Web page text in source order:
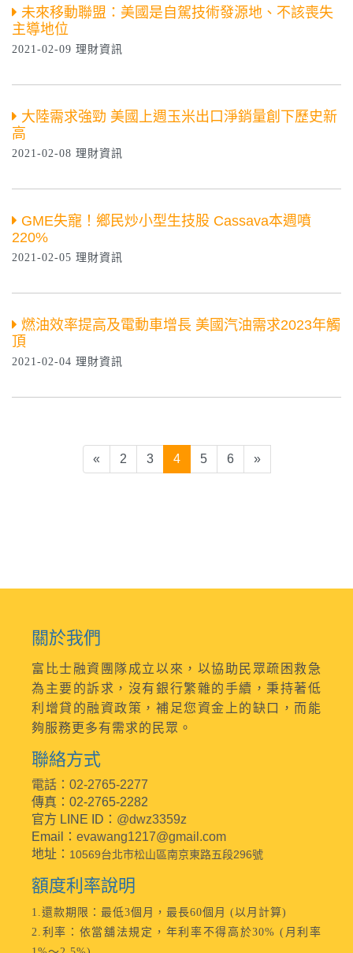
未來移動聯盟：美國是自駕技術發源地、不該喪失
主導地位
2021-02-09 理財資訊
大陸需求強勁 美國上週玉米出口淨銷量創下歷史新
高
2021-02-08 理財資訊
GME失寵！鄉民炒小型生技股 Cassava本週噴
220%
2021-02-05 理財資訊
燃油效率提高及電動車增長 美國汽油需求2023年觸
頂
2021-02-04 理財資訊
« 2 3 4(current)
5 6 »
關於我們
富比士融資團隊成立以來，以協助民眾疏困救急
為主要的訴求，沒有銀行繁雜的手續，秉持著低
利增貸的融資政策，補足您資金上的缺口，而能
夠服務更多有需求的民眾。
聯絡方式
電話：02-2765-2277
傳真：02-2765-2282
官方 LINE ID： @dwz3359z
Email： evawang1217@gmail.com
地址： 10569台北市松山區南京東路五段296號
額度利率說明
1.還款期限：最低3個月，最長60個月 (以月計算)
2.利率：依當舖法規定，年利率不得高於30% (月利率